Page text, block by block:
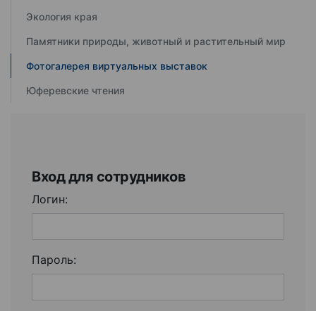
Экология края
Памятники природы, животный и растительный мир
Фотогалерея виртуальных выставок
Юферевские чтения
Вход для сотрудников
Логин:
Пароль: